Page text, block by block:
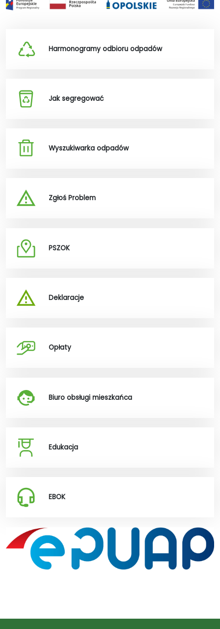
Harmonogramy odbioru odpadów
Jak segregować
Wyszukiwarka odpadów
Zgłoś Problem
PSZOK
Deklaracje
Opłaty
Biuro obsługi mieszkańca
Edukacja
EBOK